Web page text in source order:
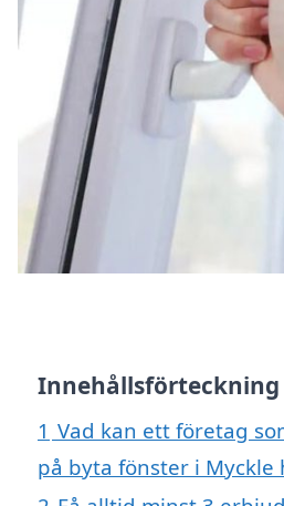
Innehållsförteckning
1 Vad kan ett företag
på byta fönster i Myckle